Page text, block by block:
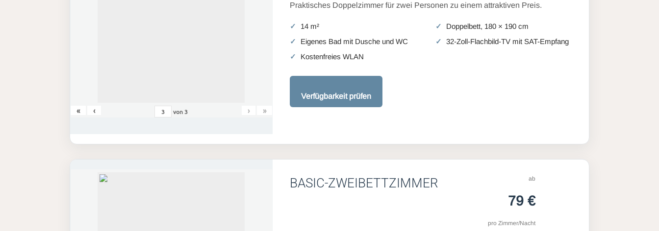
« ‹ von3 › »
Praktisches Doppelzimmer für zwei Personen zu einem attraktiven Preis.
14 m²
Doppelbett, 180 × 190 cm
Eigenes Bad mit Dusche und WC
32-Zoll-Flachbild-TV mit SAT-Empfang
Kostenfreies WLAN
Verfügbarkeit prüfen
BASIC-ZWEIBETTZIMMER ab
79 €
pro Zimmer/Nacht